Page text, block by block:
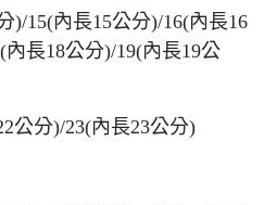
)/15(內長15公分)/16(內長16
長18公分)/19(內長19公
公分)/23(內長23公分)